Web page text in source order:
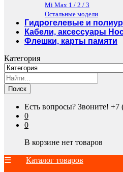
Mi Max 1 / 2 / 3
Остальные модели
Гидрогелевые и
Кабели, аксессуары
Флешки, карты памяти
Категория
Поиск
Есть вопросы? Звоните! +7
0
0
В корзине нет товаров
Каталог товаров